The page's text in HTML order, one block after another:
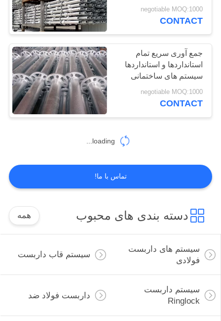
ضخامت
negotiable MOQ:1000
CONTACT
جمع آوری سریع تمام
استانداردها و استانداردها
سیستم های ساختمانی
داربست
negotiable MOQ:1000
CONTACT
loading...
تماس با ما!
دسته بندی های محبوب همه
سیستم های داربست
فولادی
سیستم قاب داربست
سیستم داربست
Ringlock
داربست فولاد ضد